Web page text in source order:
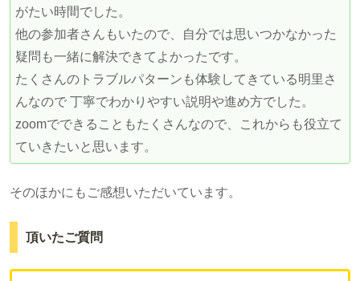
がたい時間でした。
他の参加者さんもいたので、自分では思いつかなかった
疑問も一緒に解決できてよかったです。
たくさんのトラブルパターンも体験してきている明里さ
んなので 丁寧でわかりやすい説明や進め方でした。
zoomでできることもたくさんなので、これからも役立て
ていきたいと思います。
そのほかにもご感想いただいています。
頂いたご質問